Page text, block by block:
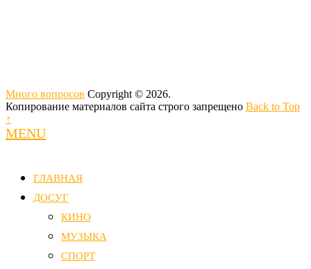
Много вопросов Copyright © 2026.
Копирование материалов сайта строго запрещено Back to Top
↑
MENU
ГЛАВНАЯ
ДОСУГ
КИНО
МУЗЫКА
СПОРТ